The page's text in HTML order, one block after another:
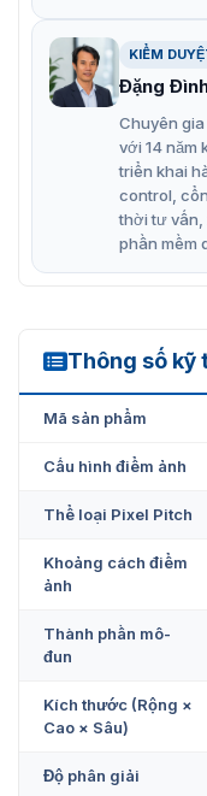
các yêu cầu
KIỂM
Đặng
Chuyên
với 14 năm
triển khai
control,
thời tư vấn,
phần mềm
Thông số kỹ
DS-D4280CO-
Mã sản phẩm
Cấu hình điểm ảnh
Thể loại Pixel Pitch
Khoảng cách điểm
ảnh
Thành phần mô-
đun
Kích thước (Rộng ×
Cao × Sâu)
Độ phân giải